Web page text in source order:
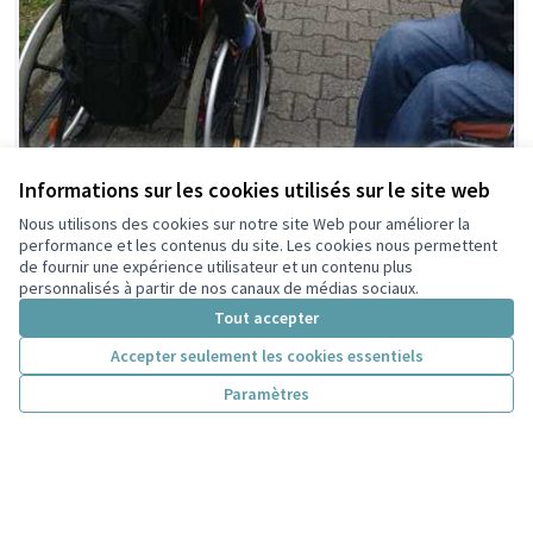
Informations sur les cookies utilisés sur le site web
Nous utilisons des cookies sur notre site Web pour améliorer la
performance et les contenus du site. Les cookies nous permettent
de fournir une expérience utilisateur et un contenu plus
personnalisés à partir de nos canaux de médias sociaux.
Tout accepter
Accepter seulement les cookies essentiels
Paramètres
1473 - Une rampe pour faciliter l’accès entre
Laurent-Bonnevay et l’ancien cimetière
À Bonnevay, le parcours entre les bus et le cimetière
ancien n’est pas accessible pour les personnes âgées ou
à...
Santé, inclusion et solidarité
Laurent Bonnevay La Soie Les Brosses
80 000 €